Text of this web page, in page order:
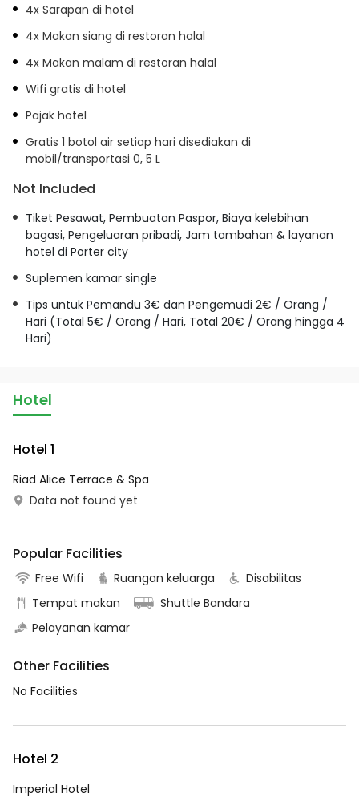
4x Sarapan di hotel
4x Makan siang di restoran halal
4x Makan malam di restoran halal
Wifi gratis di hotel
Pajak hotel
Gratis 1 botol air setiap hari disediakan di
mobil/transportasi 0, 5 L
Not Included
Tiket Pesawat, Pembuatan Paspor, Biaya kelebihan
bagasi, Pengeluaran pribadi, Jam tambahan & layanan
hotel di Porter city
Suplemen kamar single
Tips untuk Pemandu 3€ dan Pengemudi 2€ / Orang /
Hari (Total 5€ / Orang / Hari, Total 20€ / Orang hingga 4
Hari)
Hotel
Hotel 1
Riad Alice Terrace & Spa
Data not found yet
Popular Facilities
Free Wifi Ruangan keluarga
Disabilitas
Tempat makan
Shuttle Bandara
Pelayanan kamar
Other Facilities
No Facilities
Hotel 2
Imperial Hotel